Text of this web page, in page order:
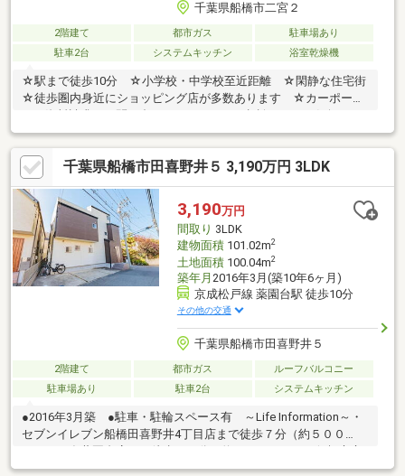
千葉県船橋市二宮２
2階建て 都市ガス
駐車場あり
駐車2台
システムキッチン 浴室乾燥機
☆駅まで徒歩10分 ☆小学校・中学校至近距離 ☆閑静な住宅街
☆徒歩圏内身近にショッピング店が多数あります ☆カーポート
電話下さい。担当：近藤TEL ：090-4248-2360※内覧ご希望の方
は、いつでもご連絡ください。※キッズスペースございます。
千葉県船橋市田喜野井５ 3,190万円 3LDK
3,190万円
間取り 3LDK
建物面積101.02m2
土地面積100.04m2
築年月 2016年3月(築10年6ヶ月)
京成松戸線 薬園台駅 徒歩10分
その他の交通
千葉県船橋市田喜野井５
2階建て 都市ガス
ルーフバルコニー
駐車場あり
駐車2台 システムキッチン
●2016年3月築 ●駐車・駐輪スペース有 ～Life Information～・
セブンイレブン船橋田喜野井4丁目店まで徒歩７分（約５００
二宮小学校まで徒歩７分（約５００ｍ）・船橋市立二宮小学校ま